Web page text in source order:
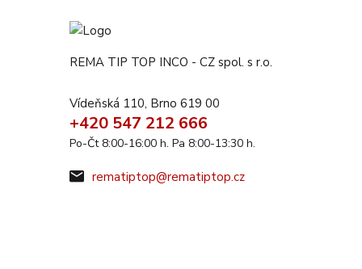
REMA TIP TOP INCO - CZ spol. s r.o.
Vídeňská 110, Brno 619 00
+420 547 212 666
Po-Čt 8:00-16:00 h. Pa 8:00-13:30 h.
rematiptop@rematiptop.cz